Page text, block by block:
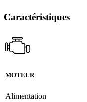
Caractéristiques
MOTEUR
Alimentation